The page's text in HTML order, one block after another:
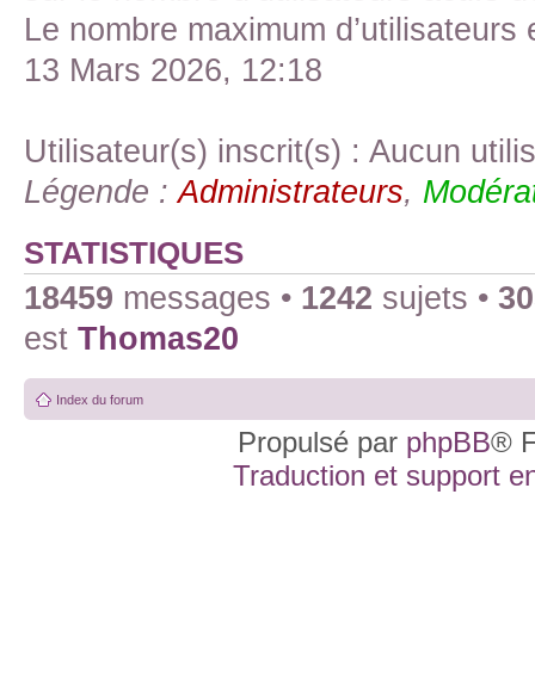
Le nombre maximum
13 Mars 2026, 12:18
Utilisateur(s) inscrit(s) : Aucun
Légende :Administrateurs,
STATISTIQUES
18459 messages • 1242 sujets •
est Thomas20
Index du forum
Propulsé par phpBB®
Traduction et support